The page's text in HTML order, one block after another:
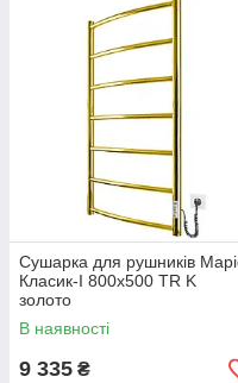
Сушарка для рушників
Класик-I 800х500 TR K
золото
В наявності
9 335 ₴